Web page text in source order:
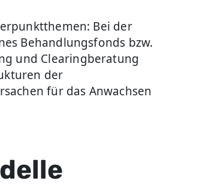
Bei der
Behandlungsfonds bzw.
und Clearingberatung
der
für das Anwachsen